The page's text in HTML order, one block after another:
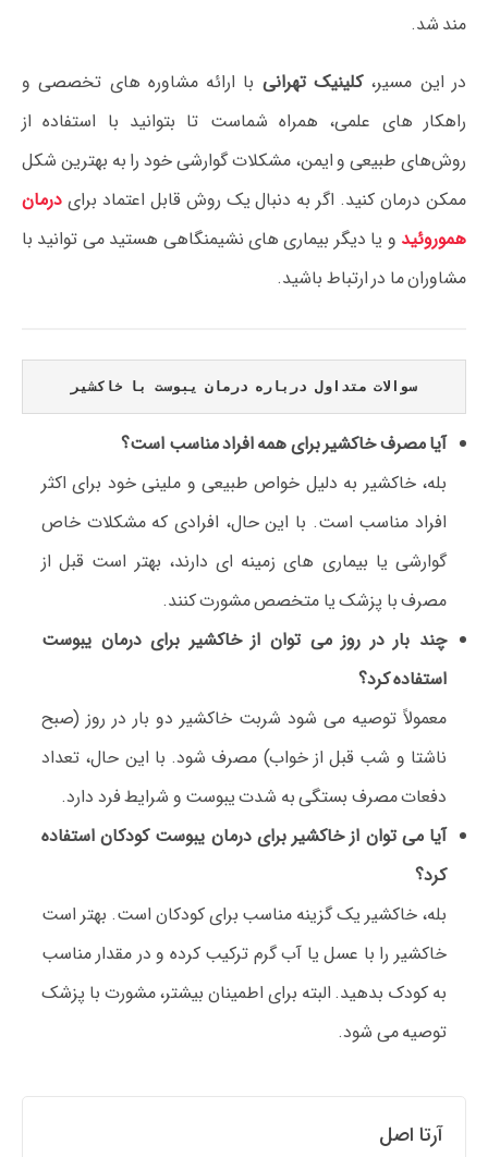
مند شد.
در این مسیر،کلینیک تهرانی با ارائه مشاوره‌ های تخصصی و
راهکار های علمی، همراه شماست تا بتوانید با استفاده از
روش‌های طبیعی و ایمن، مشکلات گوارشی خود را به بهترین شکل
ممکن درمان کنید. اگر به دنبال یک روش قابل اعتماد برای درمان
هموروئید و یا دیگر بیماری های نشیمنگاهی هستید می توانید با
مشاوران ما در ارتباط باشید.
سوالات متداول درباره درمان یبوست با خاکشیر
آیا مصرف خاکشیر برای همه افراد مناسب است؟
بله، خاکشیر به دلیل خواص طبیعی و ملینی خود برای اکثر
افراد مناسب است. با این حال، افرادی که مشکلات خاص
گوارشی یا بیماری های زمینه ای دارند، بهتر است قبل از
مصرف با پزشک یا متخصص مشورت کنند.
چند بار در روز می توان از خاکشیر برای درمان یبوست
استفاده کرد؟
معمولاً توصیه می شود شربت خاکشیر دو بار در روز (صبح
ناشتا و شب قبل از خواب) مصرف شود. با این حال، تعداد
دفعات مصرف بستگی به شدت یبوست و شرایط فرد دارد.
آیا می توان از خاکشیر برای درمان یبوست کودکان استفاده
کرد؟
بله، خاکشیر یک گزینه مناسب برای کودکان است. بهتر است
خاکشیر را با عسل یا آب گرم ترکیب کرده و در مقدار مناسب
به کودک بدهید. البته برای اطمینان بیشتر، مشورت با پزشک
توصیه می شود.
آرتا اصل